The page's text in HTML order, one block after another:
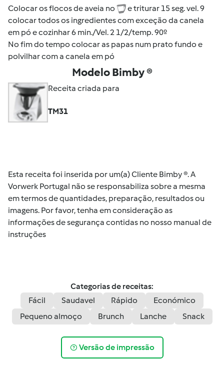
Colocar os flocos de aveia no
e triturar 15 seg. vel. 9
colocar todos os ingredientes com exceção da canela
em pó e cozinhar 6 min./Vel. 2 1/2/temp. 90º
No fim do tempo colocar as papas num prato fundo e
polvilhar com a canela em pó
Modelo Bimby ®
Receita criada para
TM31
Esta receita foi inserida por um(a) Cliente Bimby ®. A
Vorwerk Portugal não se responsabiliza sobre a mesma
em termos de quantidades, preparação, resultados ou
imagens. Por favor, tenha em consideração as
informações de segurança contidas no nosso manual de
instruções
Categorias de receitas:
Fácil
Saudavel Rápido
Económico
Pequeno almoço
Brunch Lanche Snack
Versão de impressão